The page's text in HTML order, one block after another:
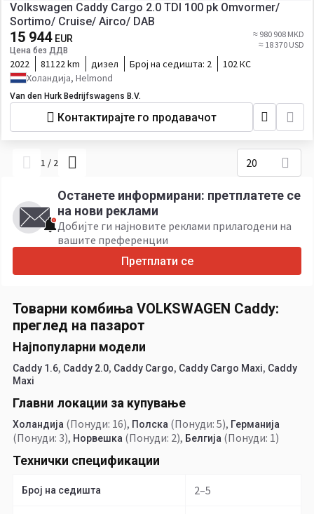
Volkswagen Caddy Cargo 2.0 TDI 100 pk Omvormer/
Sortimo/ Cruise/ Airco/ DAB
15 944 EUR
Цена без ДДВ
≈ 980 908 MKD
≈ 18 370 USD
2022 81122 km дизел Број на седишта: 2
102 КС
Холандија, Helmond
Van den Hurk Bedrijfswagens B.V.
Контактирајте го продавачот
1 / 2 20
Останете информирани: претплатете се
на нови реклами
Добијте ги најновите реклами прилагодени на
вашите преференции
Претплати се
Товарни комбиња VOLKSWAGEN Caddy:
преглед на пазарот
Најпопуларни модели
Caddy 1.6, Caddy 2.0, Caddy Cargo, Caddy Cargo Maxi, Caddy
Maxi
Главни локации за купување
Холандија (Понуди: 16), Полска (Понуди: 5), Германија
(Понуди: 3), Норвешка (Понуди: 2), Белгија (Понуди: 1)
Технички спецификации
Број на седишта 2–5